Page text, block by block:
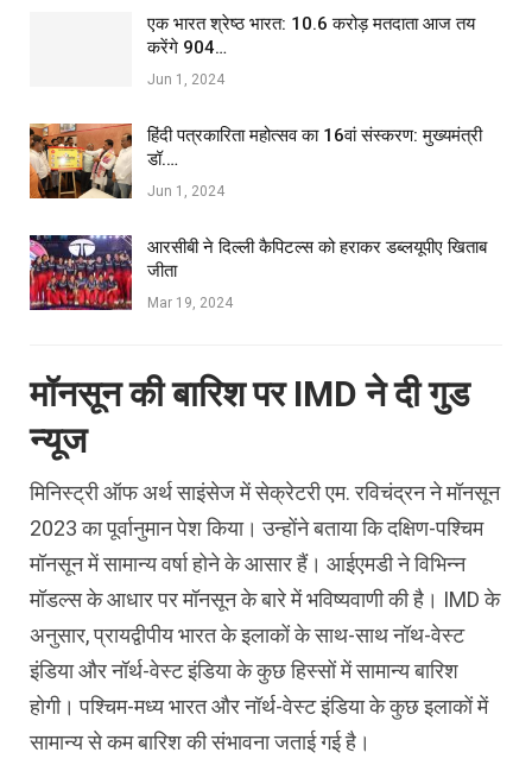
एक भारत श्रेष्ठ भारत: 10.6 करोड़ मतदाता आज तय
करेंगे 904…
Jun 1, 2024
हिंदी पत्रकारिता महोत्सव का 16वां संस्करण: मुख्यमंत्री
डॉ.…
Jun 1, 2024
आरसीबी ने दिल्ली कैपिटल्स को हराकर डब्लयूपीए खिताब
जीता
Mar 19, 2024
मॉनसून की बारिश पर IMD ने दी गुड
न्‍यूज
मिनिस्‍ट्री ऑफ अर्थ साइंसेज में सेक्रेटरी एम. रविचंद्रन ने मॉनसून
2023 का पूर्वानुमान पेश किया। उन्‍होंने बताया कि दक्षिण-पश्चिम
मॉनसून में सामान्‍य वर्षा होने के आसार हैं। आईएमडी ने विभिन्‍न
मॉडल्‍स के आधार पर मॉनसून के बारे में भविष्‍यवाणी की है। IMD के
अनुसार, प्रायद्वीपीय भारत के इलाकों के साथ-साथ नॉथ-वेस्‍ट
इंडिया और नॉर्थ-वेस्‍ट इंडिया के कुछ हिस्‍सों में सामान्‍य बारिश
होगी। पश्चिम-मध्‍य भारत और नॉर्थ-वेस्‍ट इंडिया के कुछ इलाकों में
सामान्‍य से कम बारिश की संभावना जताई गई है।